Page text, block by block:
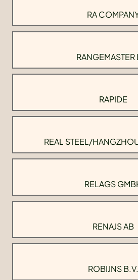
RA
RANGEMASTER
RAPIDE
REAL STEEL/
RELAGS
RENAJS AB
ROBIJNS B.V.